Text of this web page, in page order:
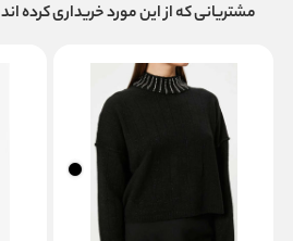
مشتریانی که از این مورد خریداری کرده اند